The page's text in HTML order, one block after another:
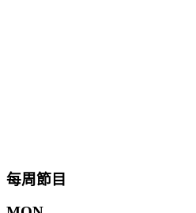
每周節目